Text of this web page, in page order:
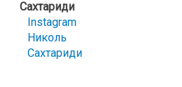
Instagram
Николь
Сахтариди